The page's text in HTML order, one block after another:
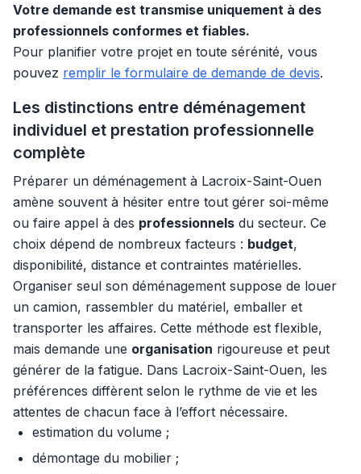
Votre demande est transmise uniquement à des
professionnels conformes et fiables.
Pour planifier votre projet en toute sérénité, vous
pouvez remplir le formulaire de demande de devis.
Les distinctions entre déménagement
individuel et prestation professionnelle
complète
Préparer un déménagement à Lacroix-Saint-Ouen
amène souvent à hésiter entre tout gérer soi-même
ou faire appel à des professionnels du secteur. Ce
choix dépend de nombreux facteurs : budget,
disponibilité, distance et contraintes matérielles.
Organiser seul son déménagement suppose de louer
un camion, rassembler du matériel, emballer et
transporter les affaires. Cette méthode est flexible,
mais demande une organisation rigoureuse et peut
générer de la fatigue. Dans Lacroix-Saint-Ouen, les
préférences diffèrent selon le rythme de vie et les
attentes de chacun face à l’effort nécessaire.
estimation du volume ;
démontage du mobilier ;